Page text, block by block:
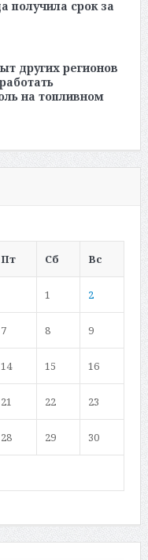
получила срок за
других регионов
на топливном
Пт Сб Вс
1 2
7 8 9
14 15 16
21 22 23
28 29 30